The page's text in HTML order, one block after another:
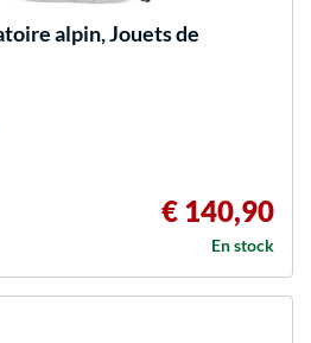
alpin, Jouets de
€ 140,90
En stock